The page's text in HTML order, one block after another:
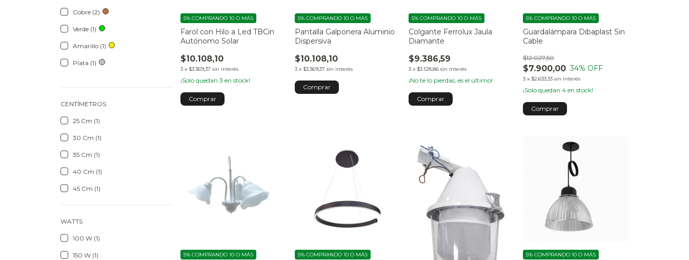
Cobre (2)
Verde (1)
Amarillo (1)
Plata (1)
CENTÍMETROS
25 Cm (1)
30 Cm (1)
35 Cm (1)
40 Cm (1)
45 Cm (1)
WATTS
100 W (1)
150 W (1)
Farol con Hilo a Led TBCin
Autónomo Solar
$10.108,10
3 x $3.369,37 sin interés
5%COMPRANDO 10 O MÁS
¡Solo quedan3 en stock!
Pantalla Galponera Aluminio
Dispersiva
$10.108,10
3 x $3.369,37 sin interés
5% COMPRANDO 10 O MÁS
Comprar
Colgante Ferrolux Jaula
Diamante
$9.386,59
3 x $3.128,86 sin interés
5%COMPRANDO 10 O MÁS
¡No te lo pierdas, es el último!
Guardalámpara Dibaplast Sin
Cable
$7.900,00
$12.027,50
34% OFF
3 x $2.633,33 sin interés
5% COMPRANDO 10 O MÁS
¡Solo quedan 4en stock!
5%COMPRANDO 10 O MÁS 5% COMPRANDO 10 O MÁS 5% COMPRANDO 10 O MÁS